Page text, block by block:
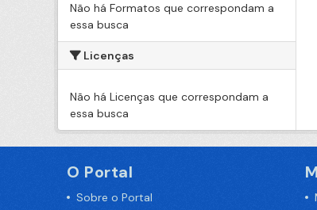
Não há Formatos que correspondam a
essa busca
Licenças
Não há Licenças que correspondam a
essa busca
O Portal
Sobre o Portal